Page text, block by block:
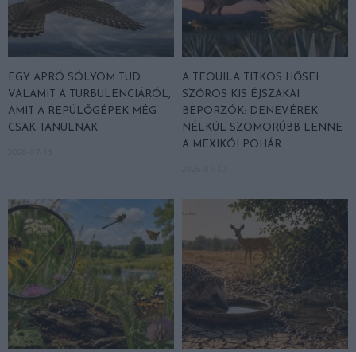
EGY APRÓ SÓLYOM TUD
VALAMIT A TURBULENCIÁRÓL,
AMIT A REPÜLŐGÉPEK MÉG
CSAK TANULNAK
A TEQUILA TITKOS HŐSEI
SZŐRÖS KIS ÉJSZAKAI
BEPORZÓK: DENEVÉREK
NÉLKÜL SZOMORÚBB LENNE
A MEXIKÓI POHÁR